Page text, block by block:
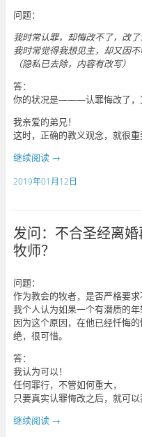
问题：
我时常认罪，却悔改不了，改了
我时常觉得我想见主，却又因不
（隐私已去除，内容有改写）
答：
你的状况是———认罪悔改了，
我亲爱的弟兄！
这时，正确的教义观念，就很
继续阅读 →
2019年01月12日
发问：不合圣经离
牧师？
问题：
作为教会的牧者，是否严格要求
我个人认为如果一个有潜质的年
因为这个原因，在他已经忏悔
绝，很可惜。
答：
我认为可以！
任何罪行，不管如何重大，
只要真实认罪悔改之后，就可以
继续阅读 →